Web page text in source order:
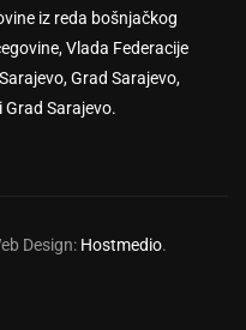
iz reda bošnjačkog
Vlada Federacije
Grad Sarajevo,
Grad Sarajevo.
Design: Hostmedio.